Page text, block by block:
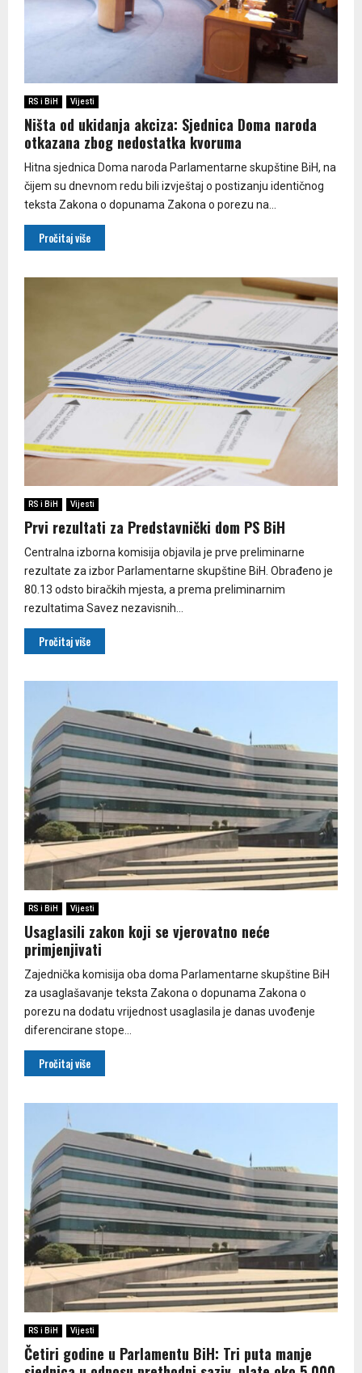
RS i BiH Vijesti
Ništa od ukidanja akciza: Sjednica Doma naroda
otkazana zbog nedostatka kvoruma
Hitna sjednica Doma naroda Parlamentarne skupštine BiH, na
čijem su dnevnom redu bili izvještaj o postizanju identičnog
teksta Zakona o dopunama Zakona o porezu na...
Pročitaj više
RS i BiH Vijesti
Prvi rezultati za Predstavnički dom PS BiH
Centralna izborna komisija objavila je prve preliminarne
rezultate za izbor Parlamentarne skupštine BiH. Obrađeno je
80.13 odsto biračkih mjesta, a prema preliminarnim
rezultatima Savez nezavisnih...
Pročitaj više
RS i BiH Vijesti
Usaglasili zakon koji se vjerovatno neće
primjenjivati
Zajednička komisija oba doma Parlamentarne skupštine BiH
za usaglašavanje teksta Zakona o dopunama Zakona o
porezu na dodatu vrijednost usaglasila je danas uvođenje
diferencirane stope...
Pročitaj više
RS i BiH Vijesti
Četiri godine u Parlamentu BiH: Tri puta manje